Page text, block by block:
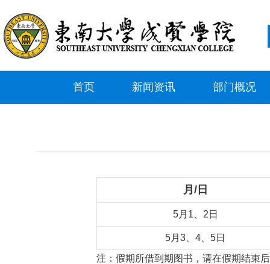
首页 新闻资讯 部门概况
月/日
5月1、2日
5月3、4、5日
注：假期所借到期图书，请在假期结束